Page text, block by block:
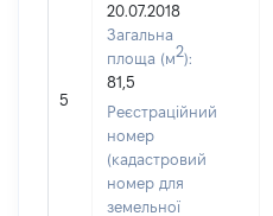
5
20.07.2018
Загальна
площа (м2):
81,5
Реєстраційний
номер
(кадастровий
номер для
земельної